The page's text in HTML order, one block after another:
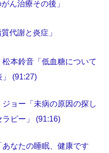
ん治療その後」
代謝と炎症」
本鈴音「低血糖について
」 (91:27)
ョー「未病の原因の探し
ピー」 (91:16)
なたの睡眠、健康です